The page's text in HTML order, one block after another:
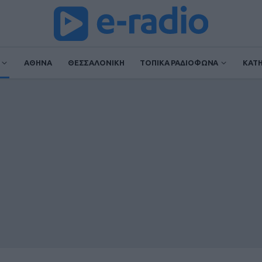
ΑΘΗΝΑ ΘΕΣΣΑΛΟΝΙΚΗ ΤΟΠΙΚΑ ΡΑΔΙΟΦΩΝΑ